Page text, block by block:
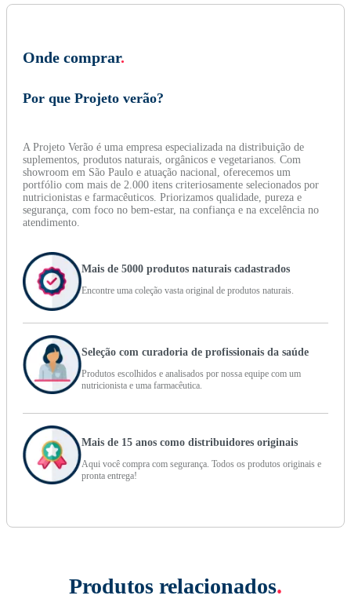
Onde comprar.
Por que Projeto verão?
A Projeto Verão é uma empresa especializada na distribuição de
suplementos, produtos naturais, orgânicos e vegetarianos. Com
showroom em São Paulo e atuação nacional, oferecemos um
portfólio com mais de 2.000 itens criteriosamente selecionados por
nutricionistas e farmacêuticos. Priorizamos qualidade, pureza e
segurança, com foco no bem-estar, na confiança e na excelência no
atendimento.
Mais de 5000 produtos naturais cadastrados
Encontre uma coleção vasta original de produtos naturais.
Seleção com curadoria de profissionais da saúde
Produtos escolhidos e analisados por nossa equipe com um
nutricionista e uma farmacêutica.
Mais de 15 anos como distribuidores originais
Aqui você compra com segurança. Todos os produtos originais e
pronta entrega!
Produtos relacionados.